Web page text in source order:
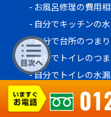
お風呂修理の費用
自分でキッチンの
自分で台所のつま
自分でトイレのつ
自分でトイレの水